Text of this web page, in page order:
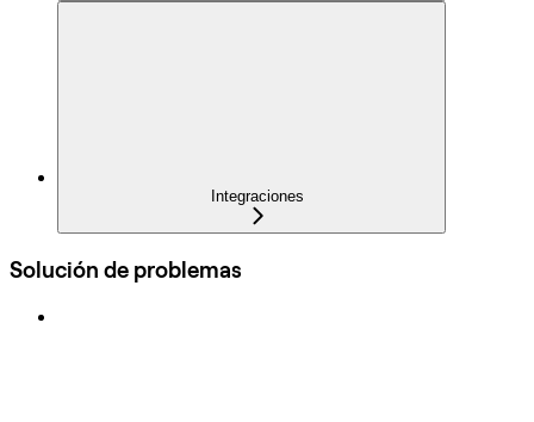
Integraciones
Solución de problemas